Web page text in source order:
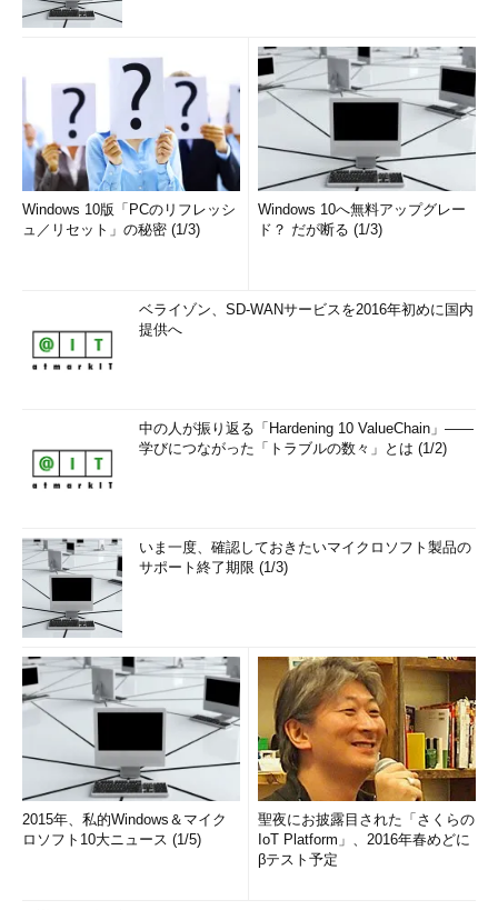
Windows 10版「PCのリフレッシ
ュ／リセット」の秘密 (1/3)
Windows 10へ無料アップグレー
ド？ だが断る (1/3)
ベライゾン、SD-WANサービスを2016年初めに国内
提供へ
中の人が振り返る「Hardening 10 ValueChain」――
学びにつながった「トラブルの数々」とは (1/2)
いま一度、確認しておきたいマイクロソフト製品の
サポート終了期限 (1/3)
2015年、私的Windows＆マイク
ロソフト10大ニュース (1/5)
聖夜にお披露目された「さくらの
IoT Platform」、2016年春めどに
βテスト予定